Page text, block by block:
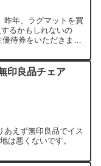
昨年、ラグマットを買
るかもしれないの
待券をいただきまし
印良品チェア
あえず無印良品でイス
は悪くないです。